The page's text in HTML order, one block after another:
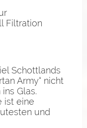
Filtration
Schottlands
Army“ nicht
Glas.
ist eine
und